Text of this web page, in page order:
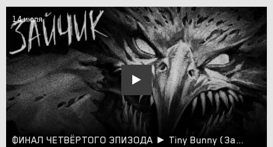
14 июля
ФИНАЛ ЧЕТВЁРТОГО ЭПИЗОДА ► Tiny Bunny (Зайчик) #12